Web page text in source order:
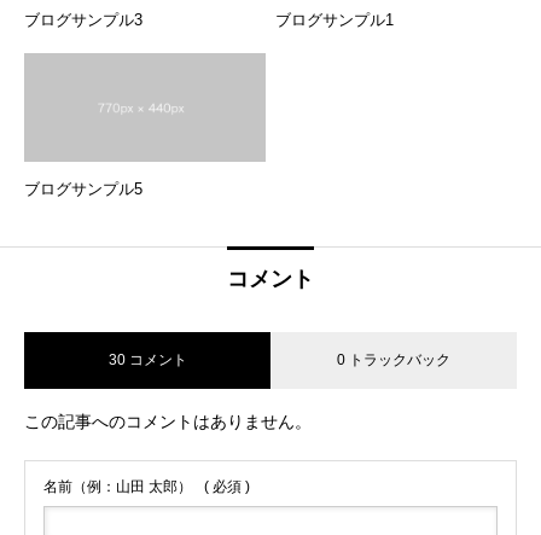
ブログサンプル3 ブログサンプル1
ブログサンプル5
コメント
30 コメント 0 トラックバック
この記事へのコメントはありません。
名前（例：山田 太郎） ( 必須 )